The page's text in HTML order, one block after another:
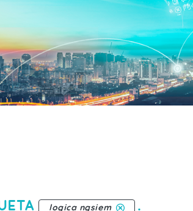
logica ngsiem .